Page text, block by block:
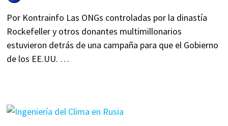
Por Kontrainfo Las ONGs controladas por la dinastía
Rockefeller y otros donantes multimillonarios
estuvieron detrás de una campaña para que el Gobierno
de los EE.UU. …